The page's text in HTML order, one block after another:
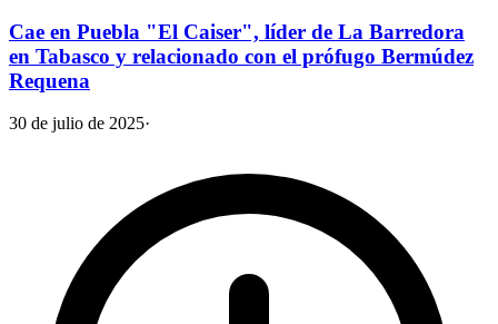
Cae en Puebla "El Caiser", líder de La Barredora
en Tabasco y relacionado con el prófugo Bermúdez
Requena
30 de julio de 2025·